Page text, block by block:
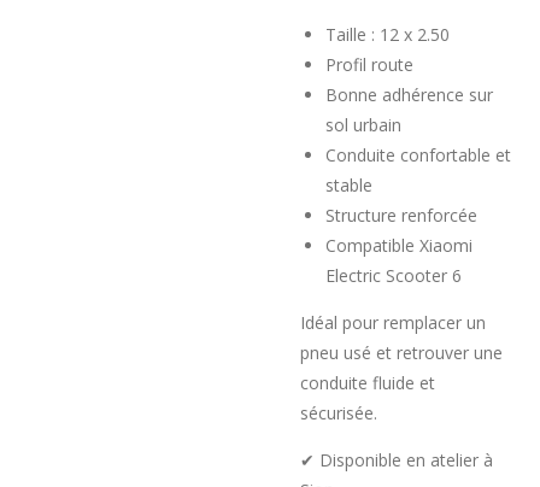
Taille : 12 x 2.50
Profil route
Bonne adhérence sur
sol urbain
Conduite confortable et
stable
Structure renforcée
Compatible Xiaomi
Electric Scooter 6
Idéal pour remplacer un
pneu usé et retrouver une
conduite fluide et
sécurisée.
✔ Disponible en atelier à